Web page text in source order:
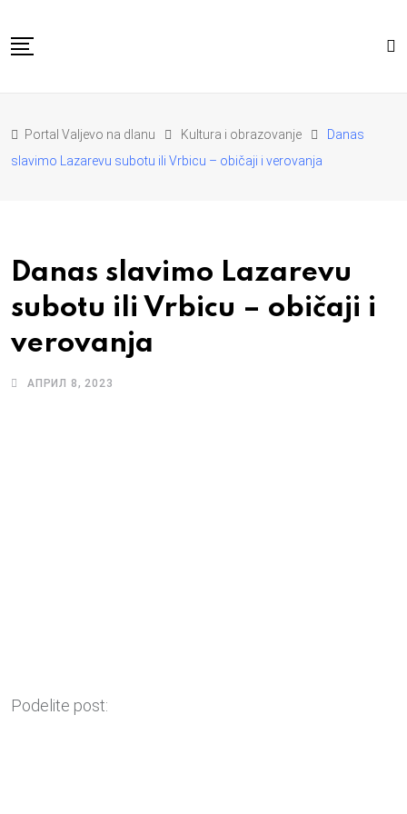
to
REGION
PRIVREDA
POLITIKA
O NAMA
Portal Valjevo na dlanu Kultura i obrazovanje
Danas
slavimo Lazarevu subotu ili Vrbicu – običaji i verovanja
Danas slavimo Lazarevu
subotu ili Vrbicu – običaji i
verovanja
АПРИЛ 8, 2023
Podelite post: